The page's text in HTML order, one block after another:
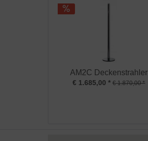
AM2C Deckenstrahler
€ 1.685,00 * € 1.870,00 *